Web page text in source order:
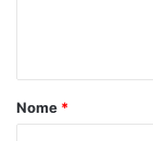
o
Nome *